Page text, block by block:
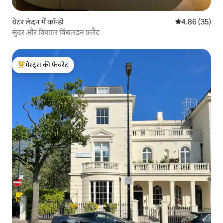
ग्रेटर लंदन में कॉन्डो औसत रेटिंग 5 में
4.86 (35)
सुंदर और विशाल विंबलडन फ़्लैट
गेस्ट्स का टॉप फ़ेवरेट
गेस्ट्स की फ़ेवरेट